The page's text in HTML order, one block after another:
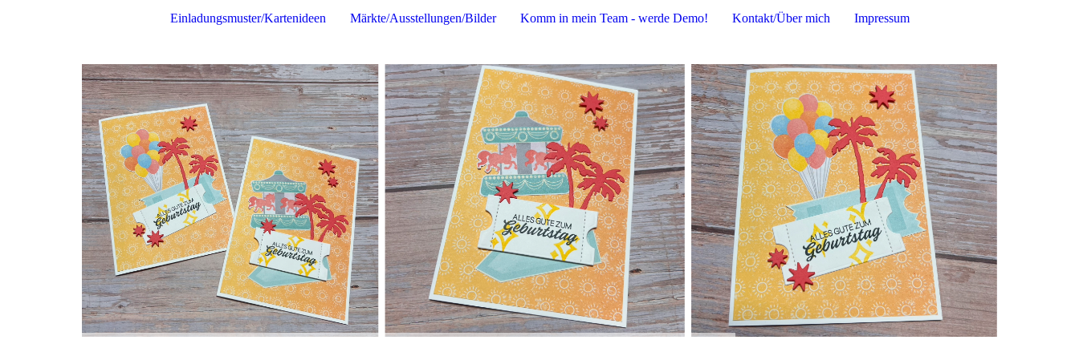
Einladungsmuster/Kartenideen Märkte/Ausstellungen/Bilder Komm in mein Team - werde Demo! Kontakt/Über mich Impressum